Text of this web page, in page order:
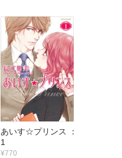
あいす☆プリンス ：
1
¥770